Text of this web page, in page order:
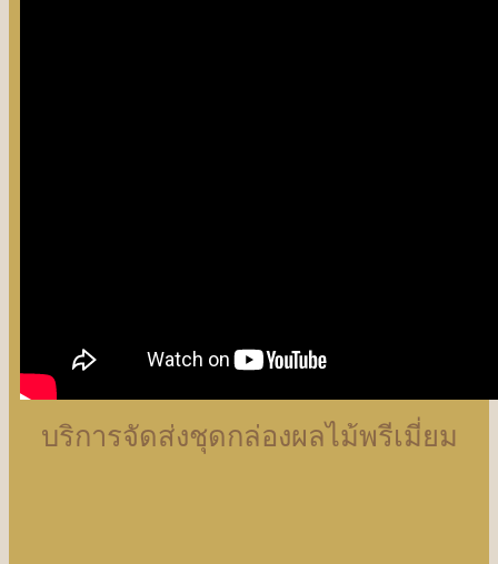
บริการจัดส่งชุดกล่องผลไม้พรีเมี่ยม